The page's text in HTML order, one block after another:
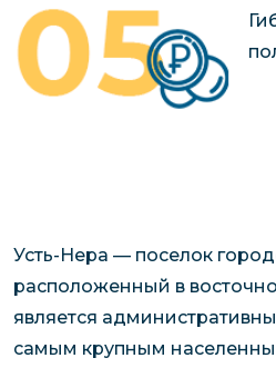
Усть-Нера — поселок
расположенный в
является
самым крупным